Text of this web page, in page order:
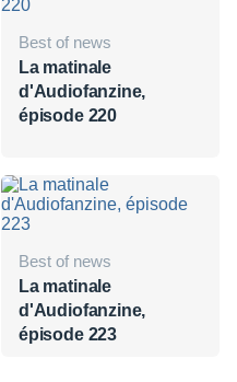
Best of news
La matinale
d'Audiofanzine,
épisode 220
Best of news
La matinale
d'Audiofanzine,
épisode 223